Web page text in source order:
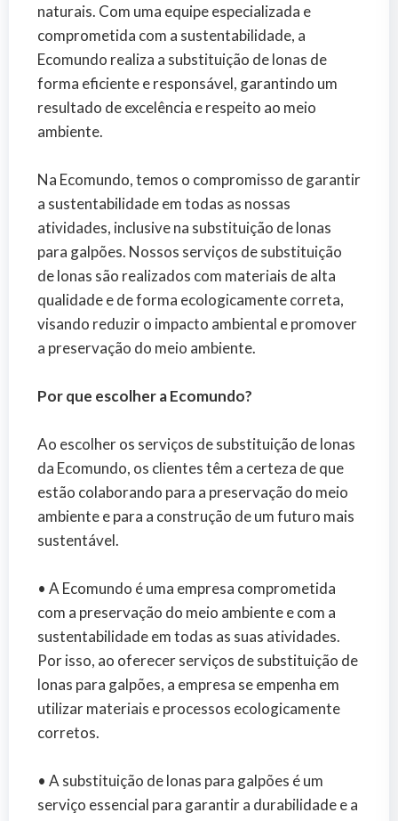
naturais. Com uma equipe especializada e
comprometida com a sustentabilidade, a
Ecomundo realiza a substituição de lonas de
forma eficiente e responsável, garantindo um
resultado de excelência e respeito ao meio
ambiente.
Na Ecomundo, temos o compromisso de garantir
a sustentabilidade em todas as nossas
atividades, inclusive na substituição de lonas
para galpões. Nossos serviços de substituição
de lonas são realizados com materiais de alta
qualidade e de forma ecologicamente correta,
visando reduzir o impacto ambiental e promover
a preservação do meio ambiente.
Por que escolher a Ecomundo?
Ao escolher os serviços de substituição de lonas
da Ecomundo, os clientes têm a certeza de que
estão colaborando para a preservação do meio
ambiente e para a construção de um futuro mais
sustentável.
• A Ecomundo é uma empresa comprometida
com a preservação do meio ambiente e com a
sustentabilidade em todas as suas atividades.
Por isso, ao oferecer serviços de substituição de
lonas para galpões, a empresa se empenha em
utilizar materiais e processos ecologicamente
corretos.
• A substituição de lonas para galpões é um
serviço essencial para garantir a durabilidade e a